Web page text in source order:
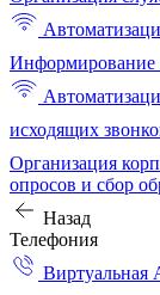
Информирование
исходящих
Организация
опросов и сбор
Назад
Телефония
Виртуальная